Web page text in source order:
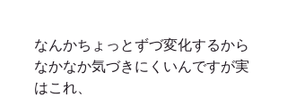
なんかちょっとずづ変化するから
なかなか気づきにくいんですが実
はこれ、